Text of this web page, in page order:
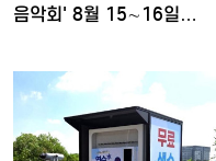
음악회' 8월 15∼16일…